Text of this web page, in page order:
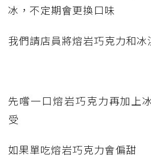
冰，不定期會更換口味
我們請店員將熔岩巧克力和冰
先嚐一口熔岩巧克力再加上
受
如果單吃熔岩巧克力會偏甜